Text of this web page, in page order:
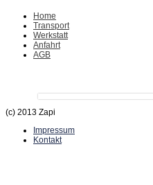
Home
Transport
Werkstatt
Anfahrt
AGB
(c) 2013 Zapi
Impressum
Kontakt